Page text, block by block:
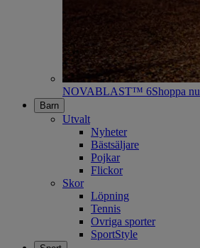
NOVABLAST™ 6Shoppa nu
Barn
Utvalt
Nyheter
Bästsäljare
Pojkar
Flickor
Skor
Löpning
Tennis
Ovriga sporter
SportStyle